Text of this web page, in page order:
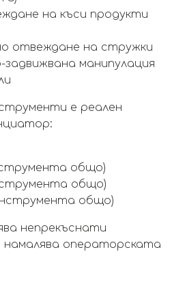
на къси продукти
отвеждане на стружки
манипулация
е реален
общо)
общо)
общо)
непрекъснати
намалява операторската